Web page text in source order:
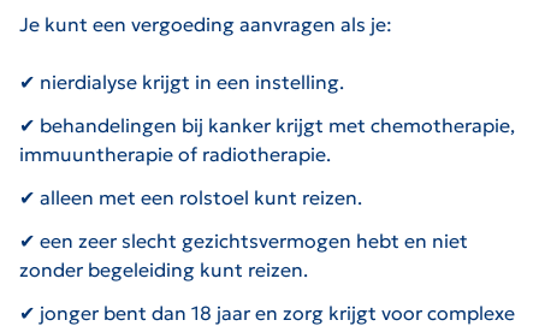
Je kunt een vergoeding aanvragen als je:
✔ nierdialyse krijgt in een instelling.
✔ behandelingen bij kanker krijgt met chemotherapie,
immuuntherapie of radiotherapie.
✔ alleen met een rolstoel kunt reizen.
✔ een zeer slecht gezichtsvermogen hebt en niet
zonder begeleiding kunt reizen.
✔ jonger bent dan 18 jaar en zorg krijgt voor complexe